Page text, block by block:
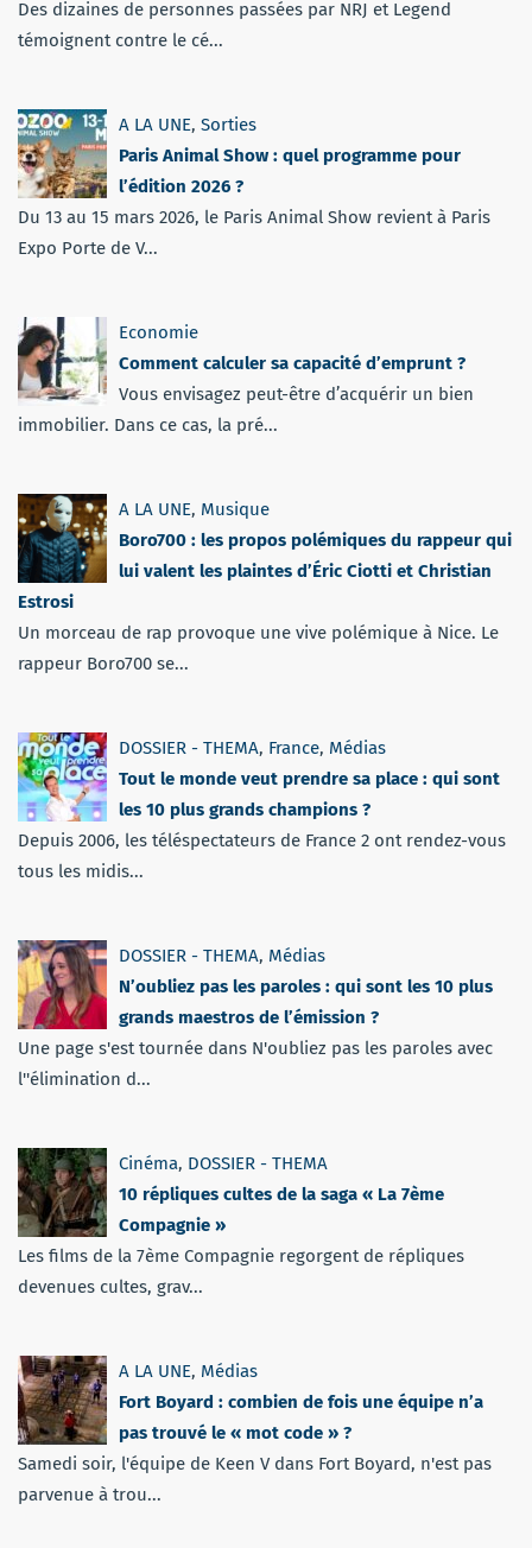
Des dizaines de personnes passées par NRJ et Legend
témoignent contre le cé...
A LA UNE, Sorties
Paris Animal Show : quel programme pour
l’édition 2026 ?
Du 13 au 15 mars 2026, le Paris Animal Show revient à Paris
Expo Porte de V...
Economie
Comment calculer sa capacité d’emprunt ?
Vous envisagez peut-être d’acquérir un bien
immobilier. Dans ce cas, la pré...
A LA UNE, Musique
Boro700 : les propos polémiques du rappeur qui
lui valent les plaintes d’Éric Ciotti et Christian
Estrosi
Un morceau de rap provoque une vive polémique à Nice. Le
rappeur Boro700 se...
DOSSIER - THEMA, France, Médias
Tout le monde veut prendre sa place : qui sont
les 10 plus grands champions ?
Depuis 2006, les téléspectateurs de France 2 ont rendez-vous
tous les midis...
DOSSIER - THEMA, Médias
N’oubliez pas les paroles : qui sont les 10 plus
grands maestros de l’émission ?
Une page s'est tournée dans N'oubliez pas les paroles avec
l''élimination d...
Cinéma, DOSSIER - THEMA
10 répliques cultes de la saga « La 7ème
Compagnie »
Les films de la 7ème Compagnie regorgent de répliques
devenues cultes, grav...
A LA UNE, Médias
Fort Boyard : combien de fois une équipe n’a
pas trouvé le « mot code » ?
Samedi soir, l'équipe de Keen V dans Fort Boyard, n'est pas
parvenue à trou...